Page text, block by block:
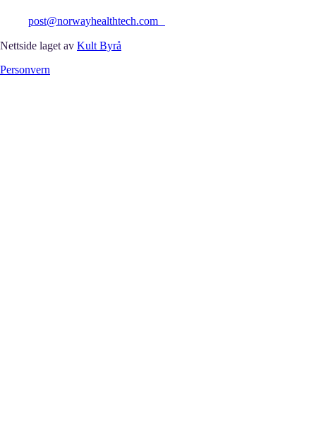
post@norwayhealthtech.com
Nettside laget av Kult Byrå
Personvern